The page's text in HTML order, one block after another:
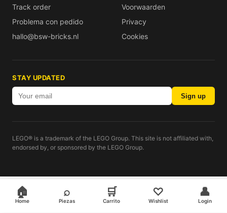
🏠
Home
⌕
Piezas
🛒
Carrito
♡
Wishlist
👤
Login
Track order
Problema con pedido
hallo@bsw-bricks.nl
Voorwaarden
Privacy
Cookies
STAY UPDATED
Sign up
LEGO® is a trademark of the LEGO Group. This site is not affiliated with,
endorsed by, or sponsored by the LEGO Group.